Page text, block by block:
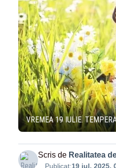
VREMEA 19 IULIE.
Scris de Realitatea
Publicat:19 iul. 2025,